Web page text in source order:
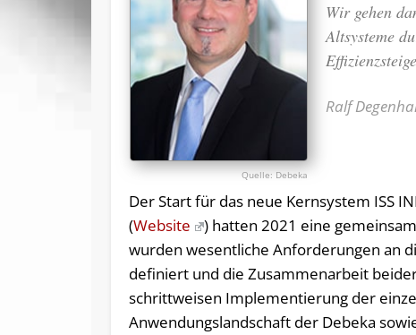
Debeka
Wir gehen
Altsysteme
Ralf
Der Start für das neue Kernsystem ISS
(Website
) hatten 2021 eine
wurden wesentliche Anforderungen an
definiert und die Zusammenarbeit
schrittweisen Implementierung der
Anwendungslandschaft der Debeka